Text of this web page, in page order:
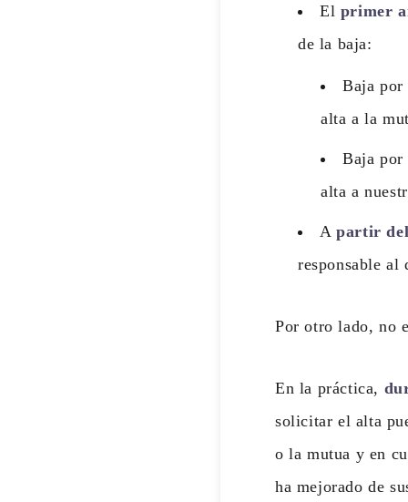
El primer
de la baja:
Baja por
alta a la
Baja por
alta a
Apartir
responsable al
Por otro lado, no
En la práctica,
solicitar el alta
o la mutua y en
ha mejorado de